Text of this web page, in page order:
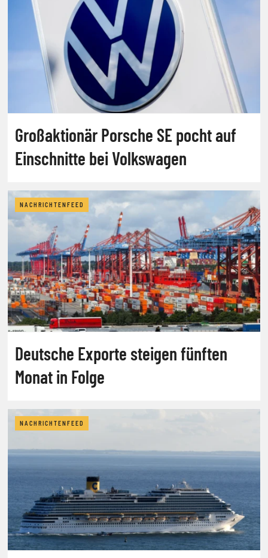
Großaktionär Porsche SE pocht auf
Einschnitte bei Volkswagen
NACHRICHTENFEED
Deutsche Exporte steigen fünften
Monat in Folge
NACHRICHTENFEED